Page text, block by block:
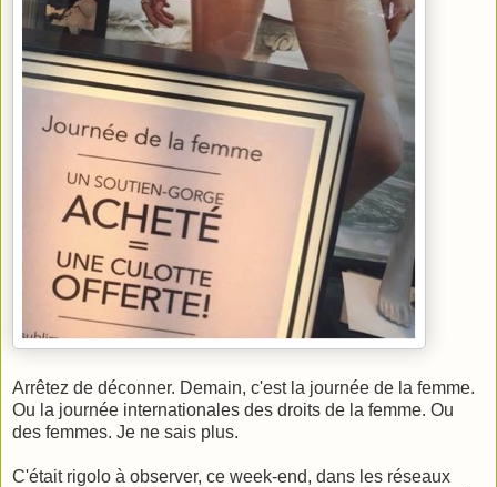
Arrêtez de déconner. Demain, c'est la journée de la femme.
Ou la journée internationales des droits de la femme. Ou
des femmes. Je ne sais plus.
C'était rigolo à observer, ce week-end, dans les réseaux